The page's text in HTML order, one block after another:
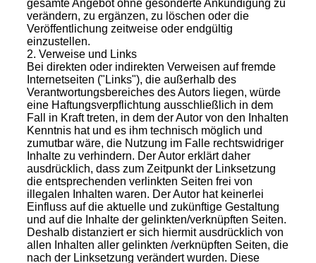
gesamte Angebot ohne gesonderte Ankündigung zu
verändern, zu ergänzen, zu löschen oder die
Veröffentlichung zeitweise oder endgültig
einzustellen.
2. Verweise und Links
Bei direkten oder indirekten Verweisen auf fremde
Internetseiten ("Links"), die außerhalb des
Verantwortungsbereiches des Autors liegen, würde
eine Haftungsverpflichtung ausschließlich in dem
Fall in Kraft treten, in dem der Autor von den Inhalten
Kenntnis hat und es ihm technisch möglich und
zumutbar wäre, die Nutzung im Falle rechtswidriger
Inhalte zu verhindern. Der Autor erklärt daher
ausdrücklich, dass zum Zeitpunkt der Linksetzung
die entsprechenden verlinkten Seiten frei von
illegalen Inhalten waren. Der Autor hat keinerlei
Einfluss auf die aktuelle und zukünftige Gestaltung
und auf die Inhalte der gelinkten/verknüpften Seiten.
Deshalb distanziert er sich hiermit ausdrücklich von
allen Inhalten aller gelinkten /verknüpften Seiten, die
nach der Linksetzung verändert wurden. Diese